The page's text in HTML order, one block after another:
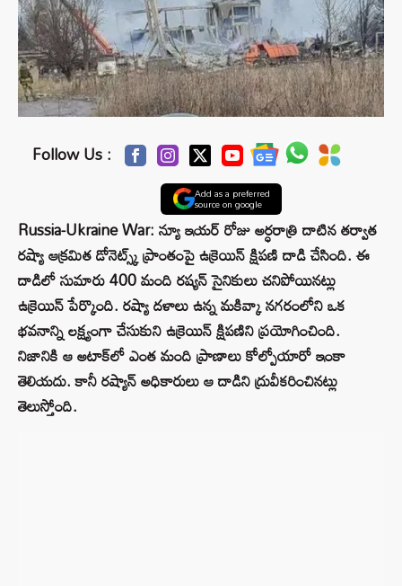
Follow Us :
Add as a preferred
source on google
Russia-Ukraine War: న్యూ ఇయర్ రోజు అర్ధరాత్రి దాటిన తర్వాత
రష్యా ఆక్రమిత డోనెట్స్క్ ప్రాంతంపై ఉక్రెయిన్ క్షిపణి దాడి చేసింది. ఈ
దాడిలో సుమారు 400 మంది రష్యన్ సైనికులు చనిపోయినట్లు
ఉక్రెయిన్ పేర్కొంది. రష్యా దళాలు ఉన్న మకివ్కా నగరంలోని ఒక
భవనాన్ని లక్ష్యంగా చేసుకుని ఉక్రెయిన్ క్షిపణిని ప్రయోగించింది.
నిజానికి ఆ అటాక్‌లో ఎంత మంది ప్రాణాలు కోల్పోయారో ఇంకా
తెలియ‌దు. కానీ ర‌ష్యాన్ అధికారులు ఆ దాడిని ద్రువీక‌రించిన‌ట్లు
తెలుస్తోంది.